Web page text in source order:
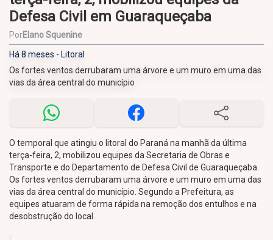
Defesa Civil em Guaraqueçaba
PorElano Squenine
Há 8 meses - Litoral
Os fortes ventos derrubaram uma árvore e um muro em uma das
vias da área central do município
O temporal que atingiu o litoral do Paraná na manhã da última
terça-feira, 2, mobilizou equipes da Secretaria de Obras e
Transporte e do Departamento de Defesa Civil de Guaraqueçaba.
Os fortes ventos derrubaram uma árvore e um muro em uma das
vias da área central do município. Segundo a Prefeitura, as
equipes atuaram de forma rápida na remoção dos entulhos e na
desobstrução do local.